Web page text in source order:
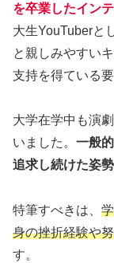
を卒業したイン
大生YouTuberと
と親しみやすい
支持を得ている
大学在学中も演
いました。 一般
追求し続けた姿
特筆すべきは、
身の挫折経験や
す。